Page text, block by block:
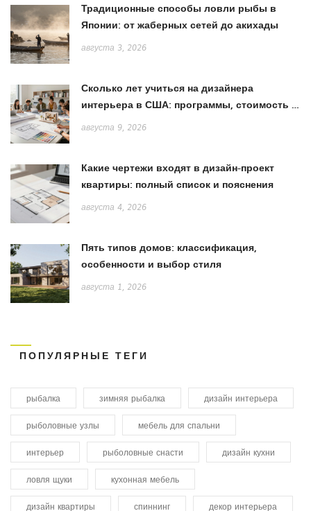
Традиционные способы ловли рыбы в
Японии: от жаберных сетей до акихады
августа 3, 2026
Сколько лет учиться на дизайнера
интерьера в США: программы, стоимость и
путь к карьере
августа 9, 2026
Какие чертежи входят в дизайн-проект
квартиры: полный список и пояснения
августа 4, 2026
Пять типов домов: классификация,
особенности и выбор стиля
августа 1, 2026
ПОПУЛЯРНЫЕ ТЕГИ
рыбалка зимняя рыбалка дизайн интерьера
рыболовные узлы мебель для спальни
интерьер рыболовные снасти дизайн кухни
ловля щуки кухонная мебель
дизайн квартиры спиннинг декор интерьера